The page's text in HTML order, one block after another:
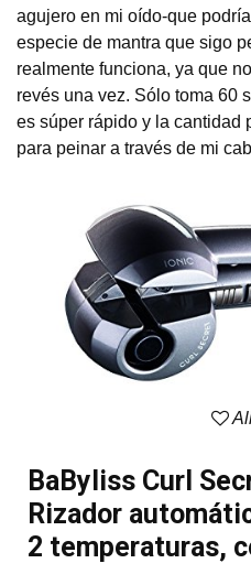
agujero en mi oído-que
especie de mantra que sigo
realmente funciona, ya que
revés una vez. Sólo toma 60
es súper rápido y la cantidad
para peinar a través de mi
BaByliss Curl
Rizador
2 temperaturas,